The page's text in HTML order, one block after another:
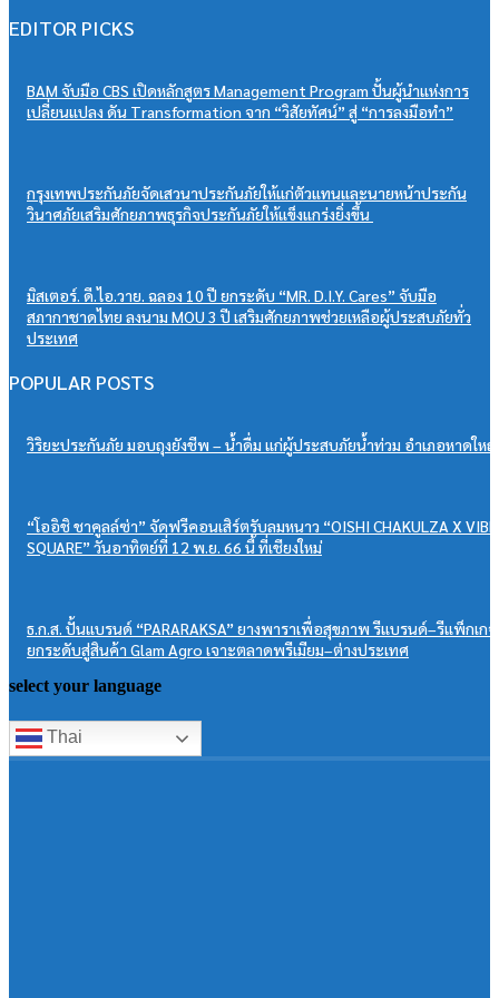
EDITOR PICKS
BAM จับมือ CBS เปิดหลักสูตร Management Program ปั้นผู้นำแห่งการ
เปลี่ยนแปลง ดัน Transformation จาก “วิสัยทัศน์” สู่ “การลงมือทำ”
กรุงเทพประกันภัยจัดเสวนาประกันภัยให้แก่ตัวแทนและนายหน้าประกัน
วินาศภัยเสริมศักยภาพธุรกิจประกันภัยให้แข็งแกร่งยิ่งขึ้น
มิสเตอร์. ดี.ไอ.วาย. ฉลอง 10 ปี ยกระดับ “MR. D.I.Y. Cares” จับมือ
สภากาชาดไทย ลงนาม MOU 3 ปี เสริมศักยภาพช่วยเหลือผู้ประสบภัยทั่ว
ประเทศ
POPULAR POSTS
วิริยะประกันภัย มอบถุงยังชีพ – น้ำดื่ม แก่ผู้ประสบภัยน้ำท่วม อำเภอหาดใหญ่
“โออิชิ ชาคูลล์ซ่า” จัดฟรีคอนเสิร์ตรับลมหนาว “OISHI CHAKULZA X VIBE
SQUARE” วันอาทิตย์ที่ 12 พ.ย. 66 นี้ ที่เชียงใหม่
ธ.ก.ส. ปั้นแบรนด์ “PARARAKSA” ยางพาราเพื่อสุขภาพ รีแบรนด์–รีแพ็กเกจ
ยกระดับสู่สินค้า Glam Agro เจาะตลาดพรีเมียม–ต่างประเทศ
select your language
Thai